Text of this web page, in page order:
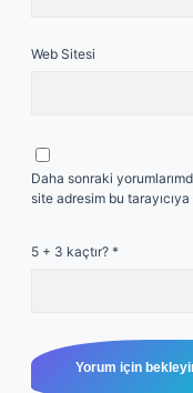
Web Sitesi
Daha sonraki
site adresim bu
5 + 3 kaçtır? *